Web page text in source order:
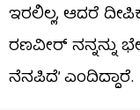
ಇರಲಿಲ್ಲ, ಆದರೆ
ರಣವೀರ್
ನೆನಪಿದೆ’ ಎಂದಿದ್ದಾರೆ.